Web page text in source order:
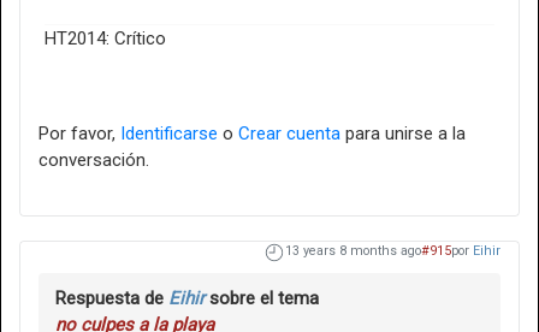
HT2014: Crítico
Por favor, Identificarse o Crear cuenta para unirse a la
conversación.
13 years 8 months ago#915por Eihir
Respuesta de Eihirsobre el tema
no culpes a la playa